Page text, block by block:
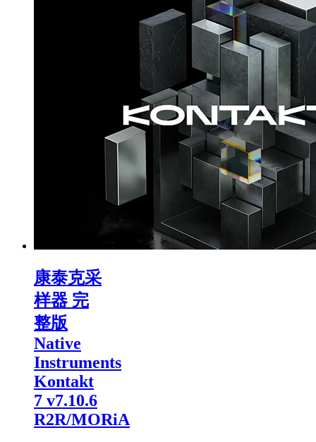
康泰克采
样器 完
整版
Native
Instruments
Kontakt
7 v7.10.6
R2R/MORiA